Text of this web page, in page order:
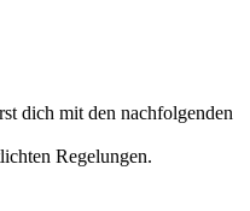
dich mit den nachfolgenden
Regelungen.